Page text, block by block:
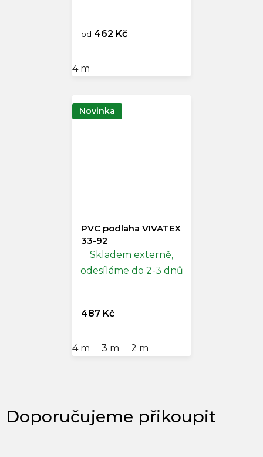
od 462 Kč
4 m
Novinka
PVC podlaha VIVATEX
33-92
Skladem externě,
odesíláme do 2-3 dnů
487 Kč
4 m 3 m 2 m